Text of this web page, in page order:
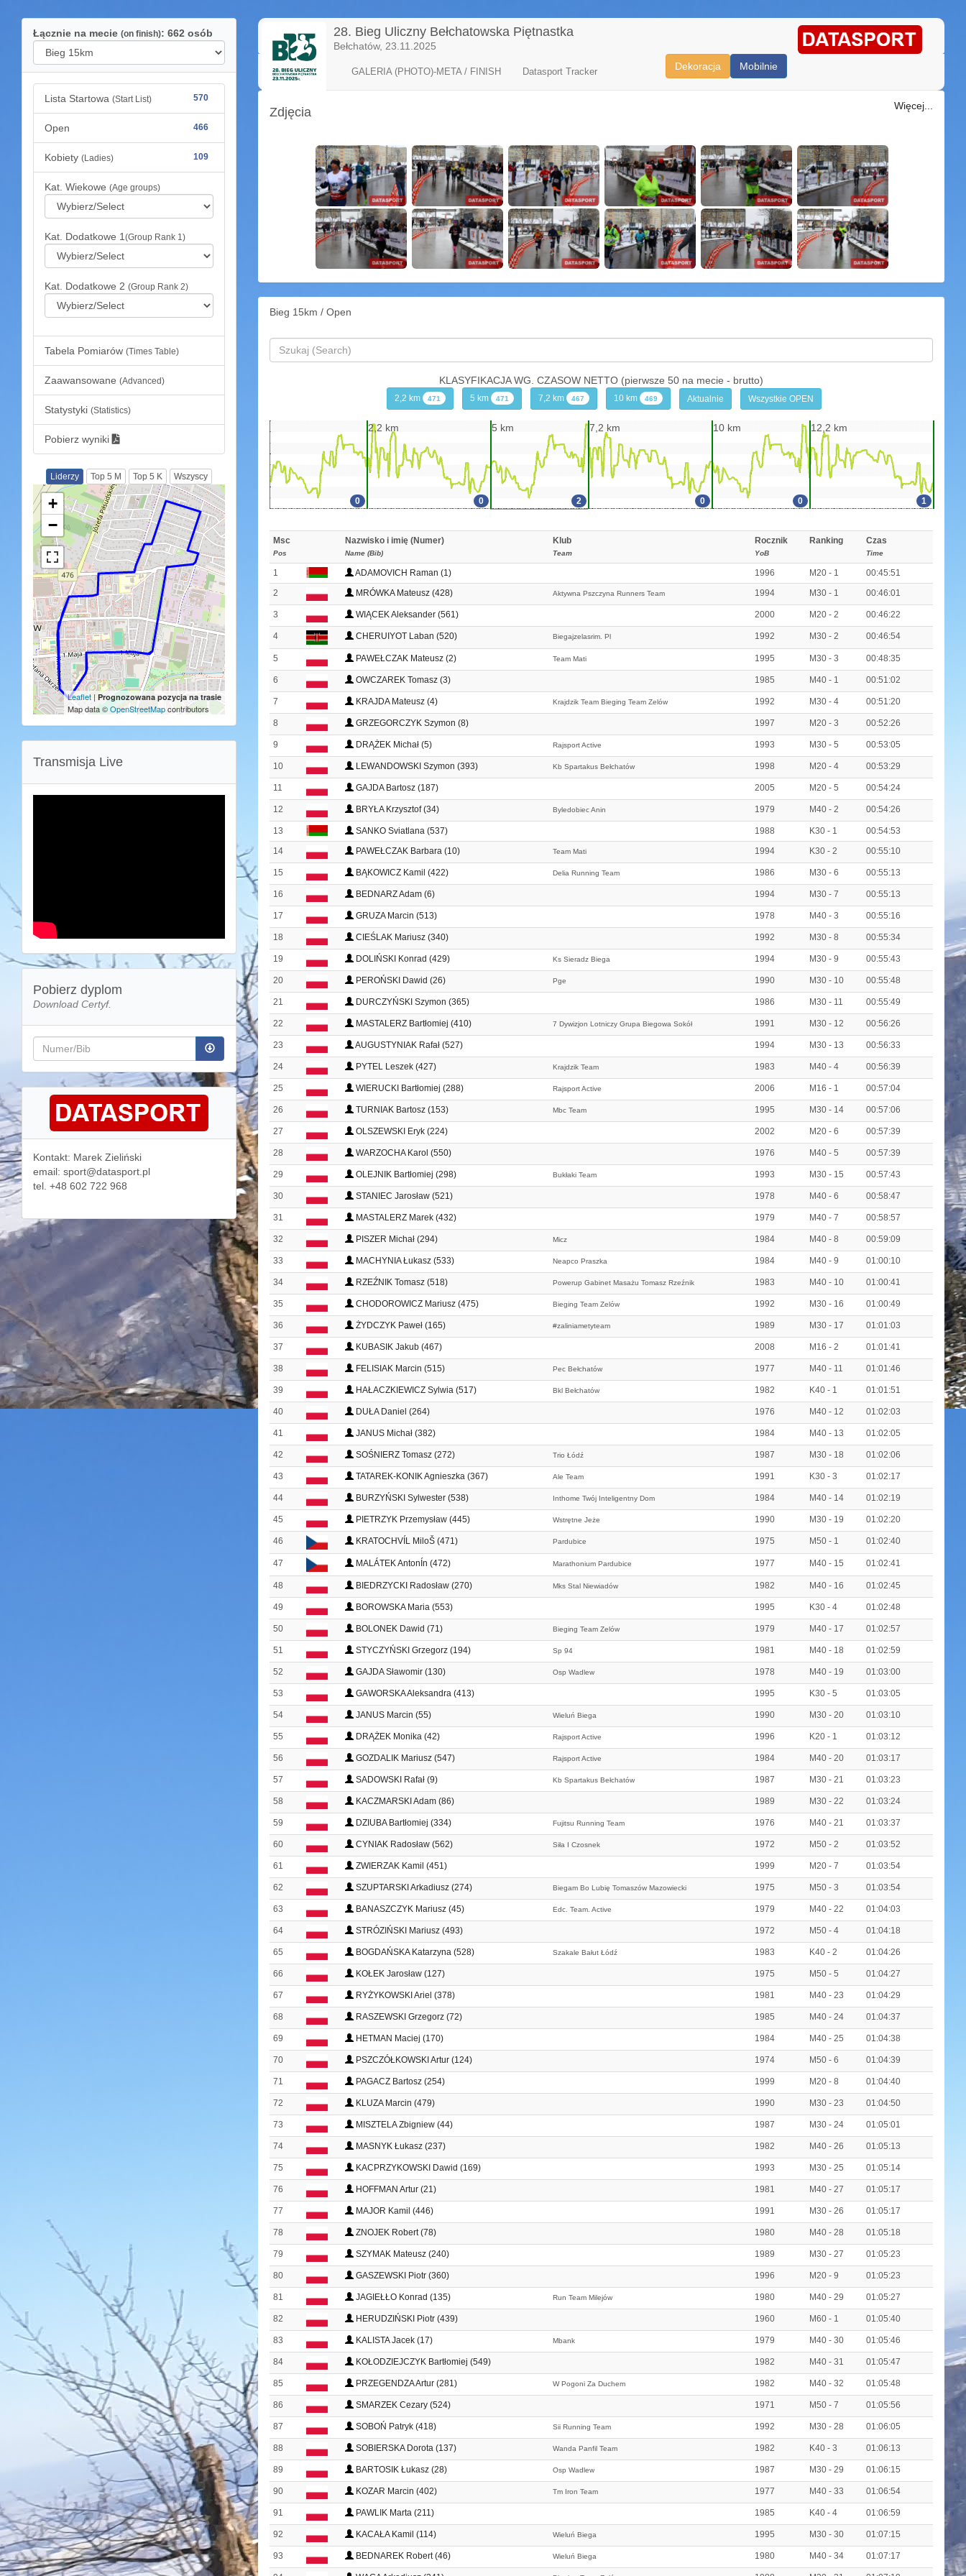
Łącznie na mecie (on finish): 662 osób
Lista Startowa (Start List) 570
Open 466
Kobiety (Ladies) 109
Kat. Wiekowe (Age groups)
Kat. Dodatkowe 1 (Group Rank 1)
Kat. Dodatkowe 2 (Group Rank 2)
Tabela Pomiarów (Times Table)
Zaawansowane (Advanced)
Statystyki (Statistics)
Pobierz wyniki
Liderzy Top 5 M Top 5 K Wszyscy
+
−
Leaflet|Prognozowana pozycja na trasie
Map data ©OpenStreetMapcontributors
Transmisja Live
Pobierz dyplom
Download Certyf.
Kontakt: Marek Zieliński
email: sport@datasport.pl
tel. +48 602 722 968
28. Bieg Uliczny Bełchatowska Piętnastka
Bełchatów, 23.11.2025
GALERIA (PHOTO)-META / FINISH Datasport Tracker Mobilnie
Dekoracja
Więcej...
Zdjęcia
Bieg 15km / Open
KLASYFIKACJA WG. CZASOW NETTO (pierwsze 50 na mecie - brutto)
2,2 km 471 5 km 471 7,2 km 467 10 km 469 Aktualnie Wszystkie OPEN
0
2,2 km
0
5 km
2
7,2 km
0
10 km
0
12,2 km
1
Msc
Pos
Nazwisko i imię (Numer)
Name (Bib)
Klub
Team
Rocznik
YoB
Ranking Czas
Time
1 ADAMOVICH Raman (1) 1996 M20 - 1
00:45:51
2
MRÓWKA Mateusz (428) Aktywna Pszczyna Runners Team 1994 M30 - 1 00:46:01
3 WIĄCEK Aleksander (561) 2000 M20 - 2 00:46:22
4 CHERUIYOT Laban (520) Biegajzelasrim. Pl 1992 M30 - 2 00:46:54
5 PAWEŁCZAK Mateusz (2) Team Mati 1995 M30 - 3 00:48:35
6 OWCZAREK Tomasz (3) 1985 M40 - 1 00:51:02
7 KRAJDA Mateusz (4) Krajdzik Team Bieging Team Zelów 1992 M30 - 4 00:51:20
8 GRZEGORCZYK Szymon (8) 1997 M20 - 3 00:52:26
9 DRĄŻEK Michał (5) Rajsport Active 1993 M30 - 5 00:53:05
10 LEWANDOWSKI Szymon (393) Kb Spartakus Bełchatów 1998 M20 - 4 00:53:29
11 GAJDA Bartosz (187) 2005 M20 - 5 00:54:24
12 BRYŁA Krzysztof (34) Byledobiec Anin 1979 M40 - 2 00:54:26
13 SANKO Sviatlana (537) 1988 K30 - 1
00:54:53
14
PAWEŁCZAK Barbara (10) Team Mati 1994 K30 - 2 00:55:10
15 BĄKOWICZ Kamil (422) Delia Running Team 1986 M30 - 6 00:55:13
16 BEDNARZ Adam (6) 1994 M30 - 7 00:55:13
17 GRUZA Marcin (513) 1978 M40 - 3 00:55:16
18 CIEŚLAK Mariusz (340) 1992 M30 - 8 00:55:34
19 DOLIŃSKI Konrad (429) Ks Sieradz Biega 1994 M30 - 9 00:55:43
20 PEROŃSKI Dawid (26) Pge 1990 M30 - 10 00:55:48
21 DURCZYŃSKI Szymon (365) 1986 M30 - 11 00:55:49
22 MASTALERZ Bartłomiej (410) 7 Dywizjon Lotniczy Grupa Biegowa Sokół 1991 M30 - 12 00:56:26
23 AUGUSTYNIAK Rafał (527) 1994 M30 - 13 00:56:33
24 PYTEL Leszek (427) Krajdzik Team 1983 M40 - 4 00:56:39
25 WIERUCKI Bartłomiej (288) Rajsport Active 2006 M16 - 1 00:57:04
26 TURNIAK Bartosz (153) Mbc Team 1995 M30 - 14 00:57:06
27 OLSZEWSKI Eryk (224) 2002 M20 - 6 00:57:39
28 WARZOCHA Karol (550) 1976 M40 - 5 00:57:39
29 OLEJNIK Bartłomiej (298) Bukłaki Team 1993 M30 - 15 00:57:43
30 STANIEC Jarosław (521) 1978 M40 - 6 00:58:47
31 MASTALERZ Marek (432) 1979 M40 - 7 00:58:57
32 PISZER Michał (294) Micz 1984 M40 - 8 00:59:09
33 MACHYNIA Łukasz (533) Neapco Praszka 1984 M40 - 9 01:00:10
34 RZEŹNIK Tomasz (518) Powerup Gabinet Masażu Tomasz Rzeźnik 1983 M40 - 10 01:00:41
35 CHODOROWICZ Mariusz (475) Bieging Team Zelów 1992 M30 - 16 01:00:49
36 ŻYDCZYK Paweł (165) #zaliniametyteam 1989 M30 - 17 01:01:03
37 KUBASIK Jakub (467) 2008 M16 - 2 01:01:41
38 FELISIAK Marcin (515) Pec Bełchatów 1977 M40 - 11 01:01:46
39 HAŁACZKIEWICZ Sylwia (517) Bkl Bełchatów 1982 K40 - 1 01:01:51
40 DUŁA Daniel (264) 1976 M40 - 12 01:02:03
41 JANUS Michał (382) 1984 M40 - 13 01:02:05
42 SOŚNIERZ Tomasz (272) Trio Łódź 1987 M30 - 18 01:02:06
43 TATAREK-KONIK Agnieszka (367) Ale Team 1991 K30 - 3 01:02:17
44 BURZYŃSKI Sylwester (538) Inthome Twój Inteligentny Dom 1984 M40 - 14 01:02:19
45 PIETRZYK Przemysław (445) Wstrętne Jeże 1990 M30 - 19 01:02:20
46 KRATOCHVÍL MiloŠ (471) Pardubice 1975 M50 - 1 01:02:40
47 MALÁTEK AntonÍn (472) Marathonium Pardubice 1977 M40 - 15 01:02:41
48 BIEDRZYCKI Radosław (270) Mks Stal Niewiadów 1982 M40 - 16 01:02:45
49 BOROWSKA Maria (553) 1995 K30 - 4 01:02:48
50 BOLONEK Dawid (71) Bieging Team Zelów 1979 M40 - 17 01:02:57
51 STYCZYŃSKI Grzegorz (194) Sp 94 1981 M40 - 18 01:02:59
52 GAJDA Sławomir (130) Osp Wadlew 1978 M40 - 19 01:03:00
53 GAWORSKA Aleksandra (413) 1995 K30 - 5 01:03:05
54 JANUS Marcin (55) Wieluń Biega 1990 M30 - 20 01:03:10
55 DRĄŻEK Monika (42) Rajsport Active 1996 K20 - 1 01:03:12
56 GOZDALIK Mariusz (547) Rajsport Active 1984 M40 - 20 01:03:17
57 SADOWSKI Rafał (9) Kb Spartakus Bełchatów 1987 M30 - 21 01:03:23
58 KACZMARSKI Adam (86) 1989 M30 - 22 01:03:24
59 DZIUBA Bartłomiej (334) Fujitsu Running Team 1976 M40 - 21 01:03:37
60 CYNIAK Radosław (562) Siła I Czosnek 1972 M50 - 2 01:03:52
61 ZWIERZAK Kamil (451) 1999 M20 - 7 01:03:54
62 SZUPTARSKI Arkadiusz (274) Biegam Bo Lubię Tomaszów Mazowiecki 1975 M50 - 3 01:03:54
63 BANASZCZYK Mariusz (45) Edc. Team. Active 1979 M40 - 22 01:04:03
64 STRÓZIŃSKI Mariusz (493) 1972 M50 - 4 01:04:18
65 BOGDAŃSKA Katarzyna (528) Szakale Bałut Łódź 1983 K40 - 2 01:04:26
66 KOŁEK Jarosław (127) 1975 M50 - 5 01:04:27
67 RYŻYKOWSKI Ariel (378) 1981 M40 - 23 01:04:29
68 RASZEWSKI Grzegorz (72) 1985 M40 - 24 01:04:37
69 HETMAN Maciej (170) 1984 M40 - 25 01:04:38
70 PSZCZÓŁKOWSKI Artur (124) 1974 M50 - 6 01:04:39
71 PAGACZ Bartosz (254) 1999 M20 - 8 01:04:40
72 KLUZA Marcin (479) 1990 M30 - 23 01:04:50
73 MISZTELA Zbigniew (44) 1987 M30 - 24 01:05:01
74 MASNYK Łukasz (237) 1982 M40 - 26 01:05:13
75 KACPRZYKOWSKI Dawid (169) 1993 M30 - 25 01:05:14
76 HOFFMAN Artur (21) 1981 M40 - 27 01:05:17
77 MAJOR Kamil (446) 1991 M30 - 26 01:05:17
78 ZNOJEK Robert (78) 1980 M40 - 28 01:05:18
79 SZYMAK Mateusz (240) 1989 M30 - 27 01:05:23
80 GASZEWSKI Piotr (360) 1996 M20 - 9 01:05:23
81 JAGIEŁŁO Konrad (135) Run Team Milejów 1980 M40 - 29 01:05:27
82 HERUDZIŃSKI Piotr (439) 1960 M60 - 1 01:05:40
83 KALISTA Jacek (17) Mbank 1979 M40 - 30 01:05:46
84 KOŁODZIEJCZYK Bartłomiej (549) 1982 M40 - 31 01:05:47
85 PRZEGENDZA Artur (281) W Pogoni Za Duchem 1982 M40 - 32 01:05:48
86 SMARZEK Cezary (524) 1971 M50 - 7 01:05:56
87 SOBOŃ Patryk (418) Sii Running Team 1992 M30 - 28 01:06:05
88 SOBIERSKA Dorota (137) Wanda Panfil Team 1982 K40 - 3 01:06:13
89 BARTOSIK Łukasz (28) Osp Wadlew 1987 M30 - 29 01:06:15
90 KOZAR Marcin (402) Tm Iron Team 1977 M40 - 33 01:06:54
91 PAWLIK Marta (211) 1985 K40 - 4 01:06:59
92 KACAŁA Kamil (114) Wieluń Biega 1995 M30 - 30 01:07:15
93 BEDNAREK Robert (46) Wieluń Biega 1980 M40 - 34 01:07:17